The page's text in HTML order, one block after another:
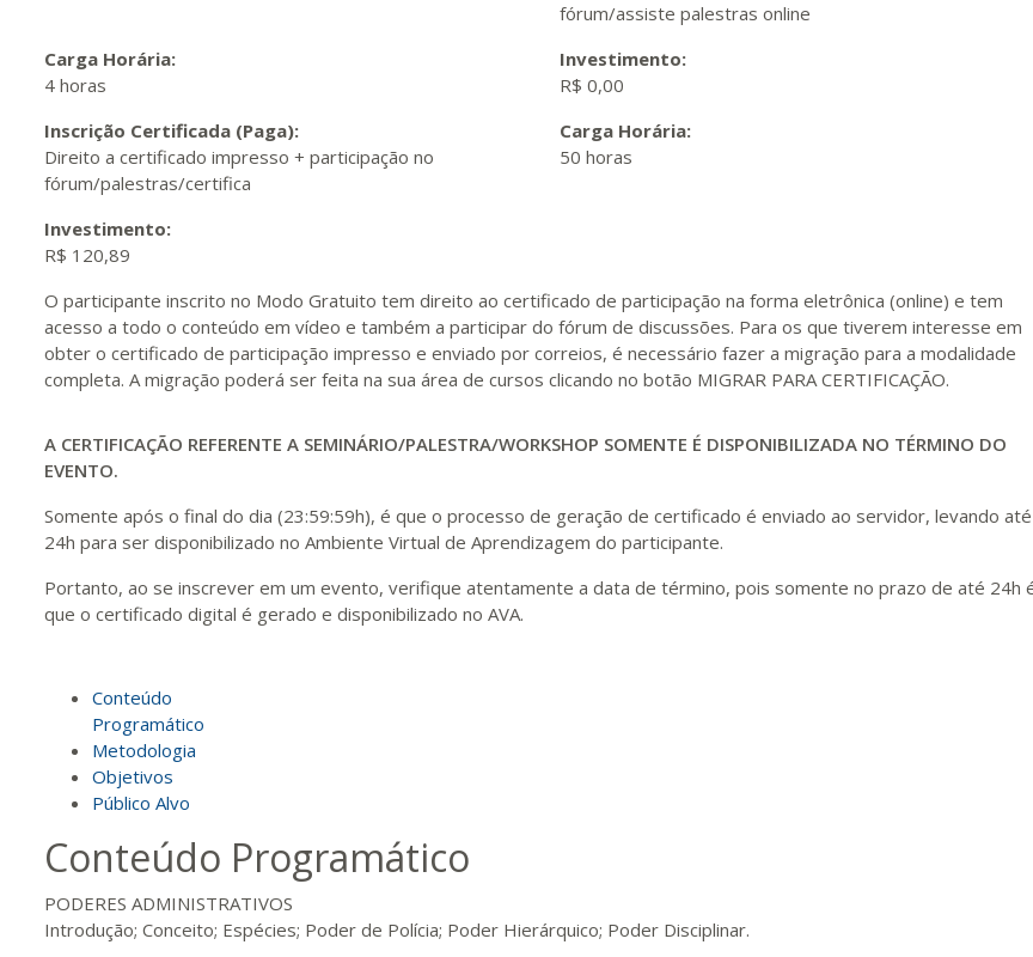
fórum/assiste palestras online
Carga Horária:
4 horas
Investimento:
R$ 0,00
Inscrição Certificada (Paga):
Direito a certificado impresso + participação no
fórum/palestras/certifica
Carga Horária:
50 horas
Investimento:
R$ 120,89
O participante inscrito no Modo Gratuito tem direito ao certificado de participação na forma eletrônica (online) e tem
acesso a todo o conteúdo em vídeo e também a participar do fórum de discussões. Para os que tiverem interesse em
obter o certificado de participação impresso e enviado por correios, é necessário fazer a migração para a modalidade
completa. A migração poderá ser feita na sua área de cursos clicando no botão MIGRAR PARA CERTIFICAÇÃO.
A CERTIFICAÇÃO REFERENTE A SEMINÁRIO/PALESTRA/WORKSHOP SOMENTE É DISPONIBILIZADA NO TÉRMINO DO
EVENTO.
Somente após o final do dia (23:59:59h), é que o processo de geração de certificado é enviado ao servidor, levando até
24h para ser disponibilizado no Ambiente Virtual de Aprendizagem do participante.
Portanto, ao se inscrever em um evento, verifique atentamente a data de término, pois somente no prazo de até 24h
que o certificado digital é gerado e disponibilizado no AVA.
Conteúdo
Programático
Metodologia
Objetivos
Público Alvo
Conteúdo Programático
PODERES ADMINISTRATIVOS
Introdução; Conceito; Espécies; Poder de Polícia; Poder Hierárquico; Poder Disciplinar.